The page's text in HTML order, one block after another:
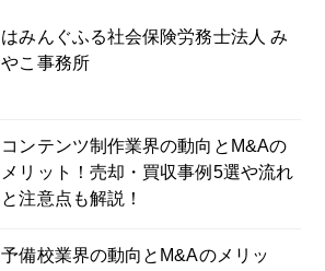
はみんぐふる社会保険労務士法人 み
やこ事務所
コンテンツ制作業界の動向とM&Aの
メリット！売却・買収事例5選や流れ
と注意点も解説！
予備校業界の動向とM&Aのメリッ